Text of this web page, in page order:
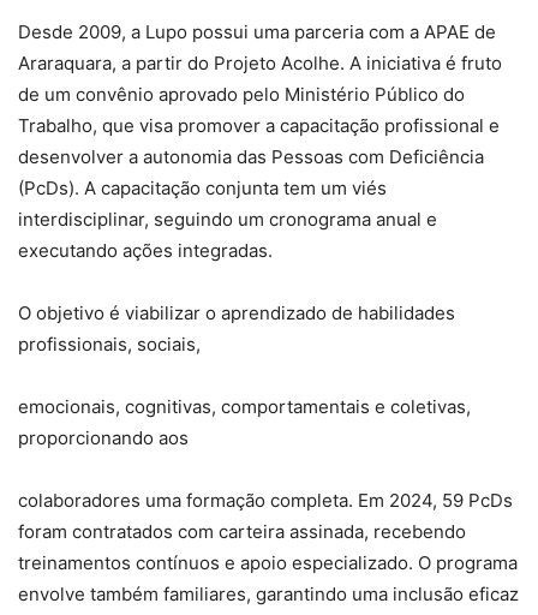
Desde 2009, a Lupo possui uma parceria com a APAE de
Araraquara, a partir do Projeto Acolhe. A iniciativa é fruto
de um convênio aprovado pelo Ministério Público do
Trabalho, que visa promover a capacitação profissional e
desenvolver a autonomia das Pessoas com Deficiência
(PcDs). A capacitação conjunta tem um viés
interdisciplinar, seguindo um cronograma anual e
executando ações integradas.
O objetivo é viabilizar o aprendizado de habilidades
profissionais, sociais,
emocionais, cognitivas, comportamentais e coletivas,
proporcionando aos
colaboradores uma formação completa. Em 2024, 59 PcDs
foram contratados com carteira assinada, recebendo
treinamentos contínuos e apoio especializado. O programa
envolve também familiares, garantindo uma inclusão eficaz